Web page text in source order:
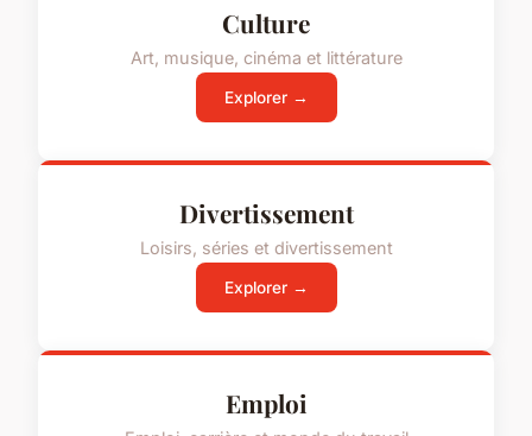
Culture
Art, musique, cinéma et littérature
Explorer →
Divertissement
Loisirs, séries et divertissement
Explorer →
Emploi